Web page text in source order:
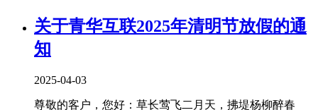
关于青华互联2025年清明节放假的通
知
2025-04-03
尊敬的客户，您好：草长莺飞二月天，拂堤杨柳醉春